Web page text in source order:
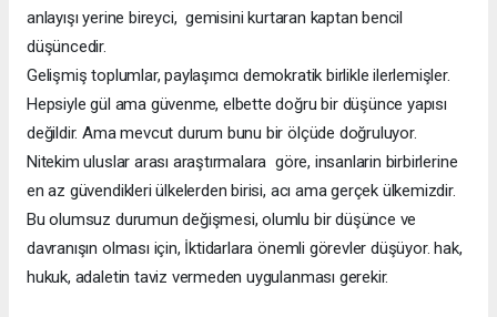
anlayışı yerine bireyci, gemisini kurtaran kaptan bencil
düşüncedir.
Gelişmiş toplumlar, paylaşımcı demokratik birlikle ilerlemişler.
Hepsiyle gül ama güvenme, elbette doğru bir düşünce yapısı
değildir. Ama mevcut durum bunu bir ölçüde doğruluyor.
Nitekim uluslar arası araştırmalara göre, insanlarin birbirlerine
en az güvendikleri ülkelerden birisi, acı ama gerçek ülkemizdir.
Bu olumsuz durumun değişmesi, olumlu bir düşünce ve
davranışın olması için, İktidarlara önemli görevler düşüyor. hak,
hukuk, adaletin taviz vermeden uygulanması gerekir.